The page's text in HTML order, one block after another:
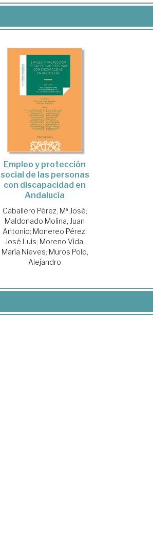
Empleo y protección
social de las personas
con discapacidad en
Andalucía
Caballero Pérez, Mª José;
Maldonado Molina, Juan
Antonio; Monereo Pérez,
José Luis; Moreno Vida,
María Nieves; Muros Polo,
Alejandro